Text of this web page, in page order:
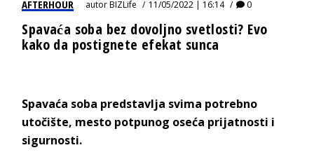
AFTERHOUR autorBIZLife 11/05/2022 | 16:14 0
Spavaća soba bez dovoljno svetlosti? Evo
kako da postignete efekat sunca
Spavaća soba predstavlja svima potrebno
utočište, mesto potpunog oseća prijatnosti i
sigurnosti.